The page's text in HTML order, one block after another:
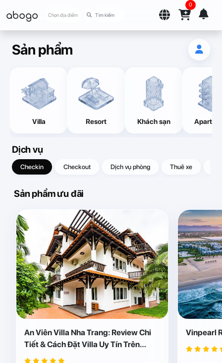
abogo Chọn địa điểm
0
Sản phẩm
Villa Resort Khách sạn
Dịch vụ
Checkin Checkout Dịch vụ phòng Thuê xe
Sản phẩm ưu đãi
An Viên Villa Nha Trang: Review Chi
Tiết & Cách Đặt Villa Uy Tín Trên
Abogo
Vinpearl